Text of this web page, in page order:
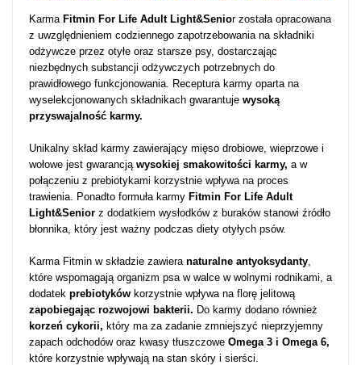
Karma Fitmin For Life Adult Light&Senior została opracowana
z uwzględnieniem codziennego zapotrzebowania na składniki
odżywcze przez otyłe oraz starsze psy, dostarczając
niezbędnych substancji odżywczych potrzebnych do
prawidłowego funkcjonowania. Receptura karmy oparta na
wyselekcjonowanych składnikach gwarantuje wysoką
przyswajalność karmy.
Unikalny skład karmy zawierający mięso drobiowe, wieprzowe i
wołowe jest gwarancjąwysokiej smakowitości karmy, a w
połączeniu z prebiotykami korzystnie wpływa na proces
trawienia. Ponadto formuła karmy Fitmin For Life Adult
Light&Senior z dodatkiem wysłodków z buraków stanowi źródło
błonnika, który jest ważny podczas diety otyłych psów.
Karma Fitmin w składzie zawiera naturalne antyoksydanty,
które wspomagają organizm psa w walce w wolnymi rodnikami, a
dodatek prebiotyków korzystnie wpływa na florę jelitową
zapobiegając rozwojowi bakterii. Do karmy dodano również
korzeń cykorii, który ma za zadanie zmniejszyć nieprzyjemny
zapach odchodów oraz kwasy tłuszczowe Omega 3 i Omega 6,
które korzystnie wpływają na stan skóry i sierści.